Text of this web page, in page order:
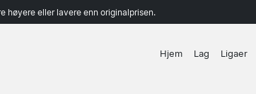
høyere eller lavere enn originalprisen.
Hjem Lag Ligaer